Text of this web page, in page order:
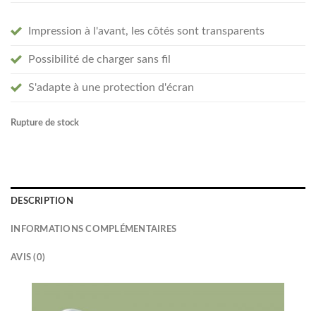
Impression à l'avant, les côtés sont transparents
Possibilité de charger sans fil
S'adapte à une protection d'écran
Rupture de stock
DESCRIPTION
INFORMATIONS COMPLÉMENTAIRES
AVIS (0)